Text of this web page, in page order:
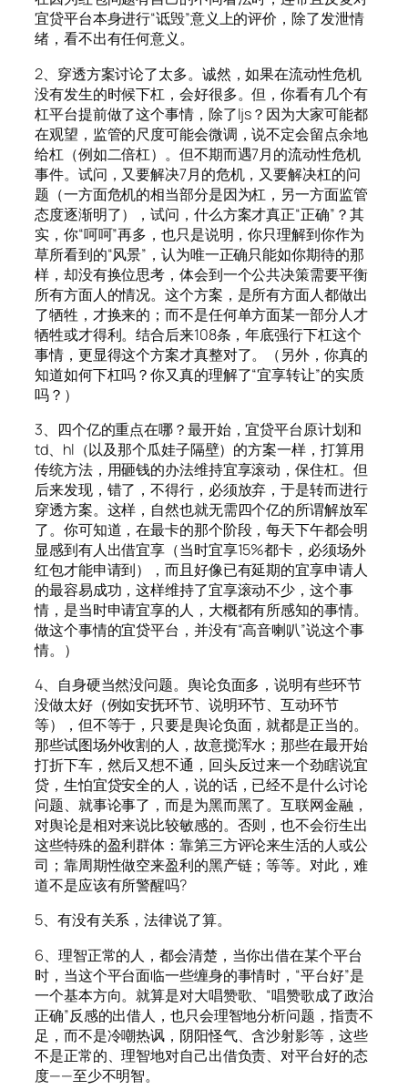
宜贷平台本身进行“诋毁”意义上的评价，除了发泄情
绪，看不出有任何意义。
2、穿透方案讨论了太多。诚然，如果在流动性危机
没有发生的时候下杠，会好很多。但，你看有几个有
杠平台提前做了这个事情，除了ljs？因为大家可能都
在观望，监管的尺度可能会微调，说不定会留点余地
给杠（例如二倍杠）。但不期而遇7月的流动性危机
事件。试问，又要解决7月的危机，又要解决杠的问
题（一方面危机的相当部分是因为杠，另一方面监管
态度逐渐明了），试问，什么方案才真正“正确”？其
实，你“呵呵”再多，也只是说明，你只理解到你作为
草所看到的“风景”，认为唯一正确只能如你期待的那
样，却没有换位思考，体会到一个公共决策需要平衡
所有方面人的情况。这个方案，是所有方面人都做出
了牺牲，才换来的；而不是任何单方面某一部分人才
牺牲或才得利。结合后来108条，年底强行下杠这个
事情，更显得这个方案才真整对了。（另外，你真的
知道如何下杠吗？你又真的理解了“宜享转让”的实质
吗？）
3、四个亿的重点在哪？最开始，宜贷平台原计划和
td、hl（以及那个瓜娃子隔壁）的方案一样，打算用
传统方法，用砸钱的办法维持宜享滚动，保住杠。但
后来发现，错了，不得行，必须放弃，于是转而进行
穿透方案。这样，自然也就无需四个亿的所谓解放军
了。你可知道，在最卡的那个阶段，每天下午都会明
显感到有人出借宜享（当时宜享15%都卡，必须场外
红包才能申请到），而且好像已有延期的宜享申请人
的最容易成功，这样维持了宜享滚动不少，这个事
情，是当时申请宜享的人，大概都有所感知的事情。
做这个事情的宜贷平台，并没有“高音喇叭”说这个事
情。）
4、自身硬当然没问题。舆论负面多，说明有些环节
没做太好（例如安抚环节、说明环节、互动环节
等），但不等于，只要是舆论负面，就都是正当的。
那些试图场外收割的人，故意搅浑水；那些在最开始
打折下车，然后又想不通，回头反过来一个劲瞎说宜
贷，生怕宜贷安全的人，说的话，已经不是什么讨论
问题、就事论事了，而是为黑而黑了。互联网金融，
对舆论是相对来说比较敏感的。否则，也不会衍生出
这些特殊的盈利群体：靠第三方评论来生活的人或公
司；靠周期性做空来盈利的黑产链；等等。对此，难
道不是应该有所警醒吗?
5、有没有关系，法律说了算。
6、理智正常的人，都会清楚，当你出借在某个平台
时，当这个平台面临一些缠身的事情时，“平台好”是
一个基本方向。就算是对大唱赞歌、“唱赞歌成了政治
正确”反感的出借人，也只会理智地分析问题，指责不
足，而不是冷嘲热讽，阴阳怪气、含沙射影等，这些
不是正常的、理智地对自己出借负责、对平台好的态
度——至少不明智。